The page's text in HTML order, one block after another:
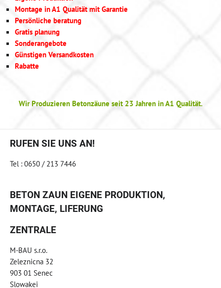
Montage in A1 Qualität mit Garantie
Persönliche beratung
Gratis planung
Sonderangebote
Günstigen Versandkosten
Rabatte
Wir Produzieren Betonzäune seit 23 Jahren in A1 Qualität.
RUFEN SIE UNS AN!
Tel : 0650 / 213 7446
BETON ZAUN EIGENE PRODUKTION,
MONTAGE, LIFERUNG
ZENTRALE
M-BAU s.r.o.
Zeleznicna 32
903 01 Senec
Slowakei